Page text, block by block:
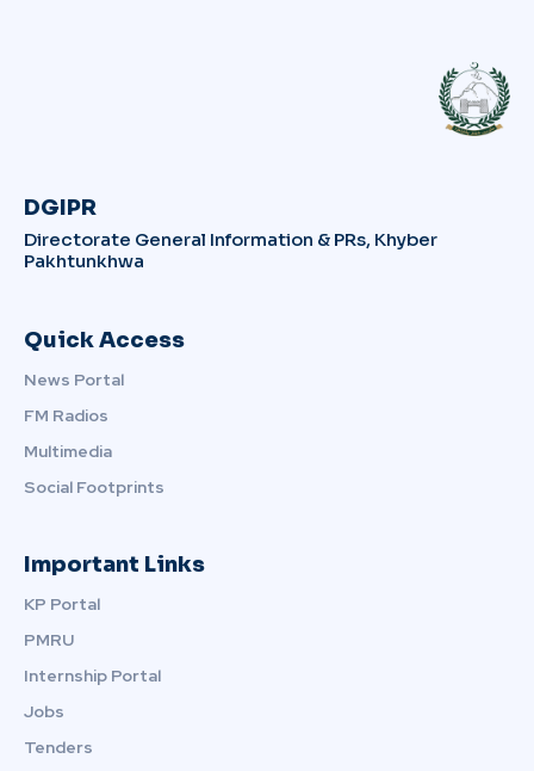
DGIPR
Directorate General Information & PRs, Khyber
Pakhtunkhwa
Quick Access
News Portal
FM Radios
Multimedia
Social Footprints
Important Links
KP Portal
PMRU
Internship Portal
Jobs
Tenders